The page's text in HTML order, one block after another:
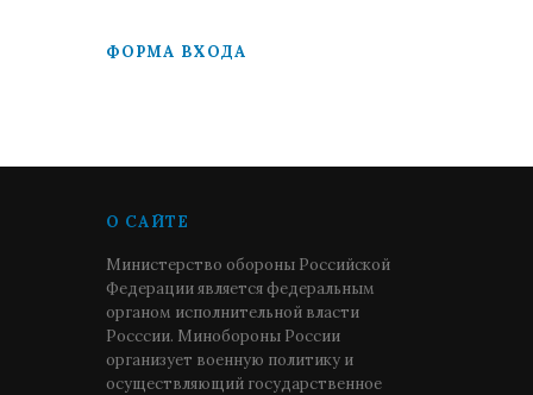
ФОРМА ВХОДА
О САЙТЕ
Министерство обороны Российской
Федерации является федеральным
органом исполнительной власти
Росссии. Минобороны России
организует военную политику и
осуществляющий государственное